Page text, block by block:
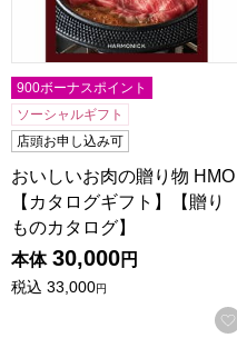
900ボーナスポイント
ソーシャルギフト
店頭お申し込み可
おいしいお肉の贈り物 HMO
【カタログギフト】【贈り
ものカタログ】
本体 30,000円
税込 33,000円